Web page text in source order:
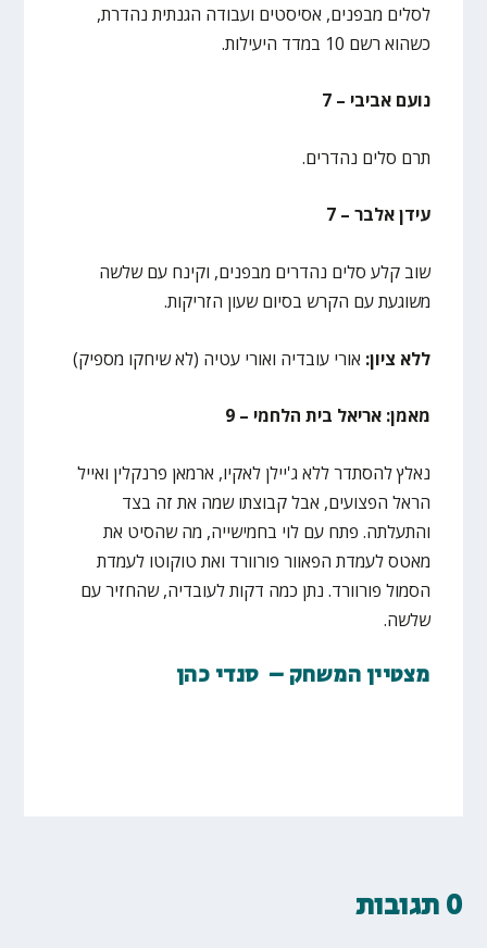
לסלים מבפנים, אסיסטים ועבודה הגנתית נהדרת,
כשהוא רשם 10 במדד היעילות.
נועם אביבי – 7
תרם סלים נהדרים.
עידן אלבר – 7
שוב קלע סלים נהדרים מבפנים, וקינח עם שלשה
משוגעת עם הקרש בסיום שעון הזריקות.
ללא ציון: אורי עובדיה ואורי עטיה (לא שיחקו מספיק)
מאמן: אריאל בית הלחמי – 9
נאלץ להסתדר ללא ג'יילן לאקיו, ארמאן פרנקלין ואייל
הראל הפצועים, אבל קבוצתו שמה את זה בצד
והתעלתה. פתח עם לוי בחמישייה, מה שהסיט את
מאטס לעמדת הפאוור פורוורד ואת טוקוטו לעמדת
הסמול פורוורד. נתן כמה דקות לעובדיה, שהחזיר עם
שלשה.
מצטיין המשחק – סנדי כהן
0 תגובות